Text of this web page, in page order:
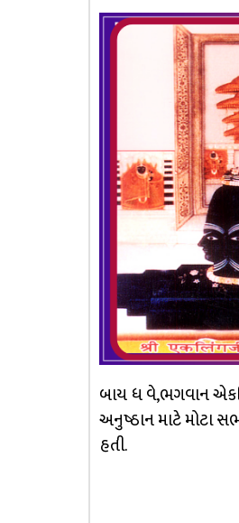
બાય ધ વે,ભગવાન
અનુષ્ઠાન માટે મોટા
હતી.